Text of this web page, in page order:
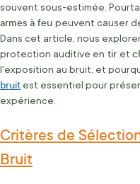
souvent sous-estimée.
armes à feu peuvent causer
Dans cet article, nous
protection auditive en tir et
l'exposition au bruit, et
bruit est essentiel pour
expérience.
Critères de
Bruit